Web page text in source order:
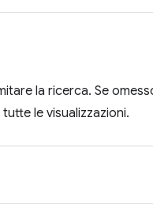
la ricerca. Se
le visualizzazioni.